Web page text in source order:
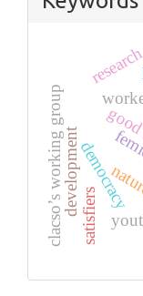
democracy
development
clacso’s working group satisfiers